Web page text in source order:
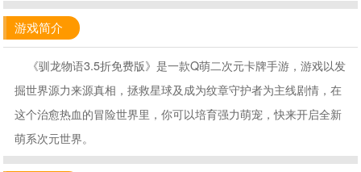
游戏简介
《驯龙物语3.5折免费版》是一款Q萌二次元卡牌手游，游戏以发
掘世界源力来源真相，拯救星球及成为纹章守护者为主线剧情，在
这个治愈热血的冒险世界里，你可以培育强力萌宠，快来开启全新
萌系次元世界。